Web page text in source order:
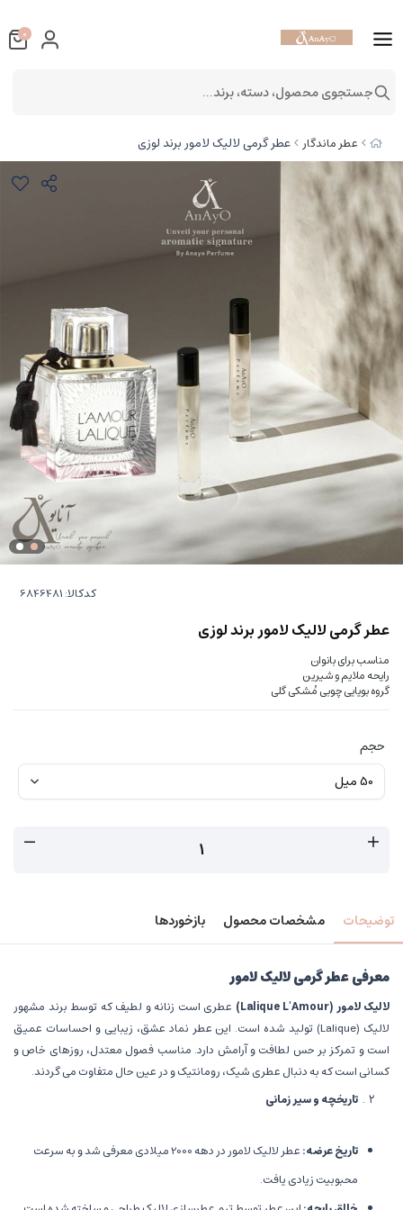
عطر ماندگار عطر گرمی لالیک لامور برند لوزی
کدکالا:
عطر گرمی لالیک لامور برند لوزی
مناسب برای بانوان
رایحه ملایم و شیرین
گروه بویایی چوبی مُشکی گلی
حجم
توضیحات مشخصات محصول بازخوردها
معرفی عطر گرمی لالیک لامور
لالیک لامور(Lalique L'Amour)
عطری است زنانه و لطیف که توسط برند مشهور
لالیک (Lalique) تولید شده است. این عطر نماد عشق، زیبایی و احساسات عمیق
است و تمرکز بر حس لطافت و آرامش دارد. مناسب فصول معتدل، روزهای خاص و
کسانی است که به دنبال عطری شیک، رومانتیک و در عین حال متفاوت می گردند.
تاریخچه و سیر زمانی
تاریخ عرضه:
عطر لالیک لامور در دهه 2000 میلادی معرفی شد و به سرعت
محبوبیت زیادی یافت.
0
جستجوی محصول، دسته، برند...